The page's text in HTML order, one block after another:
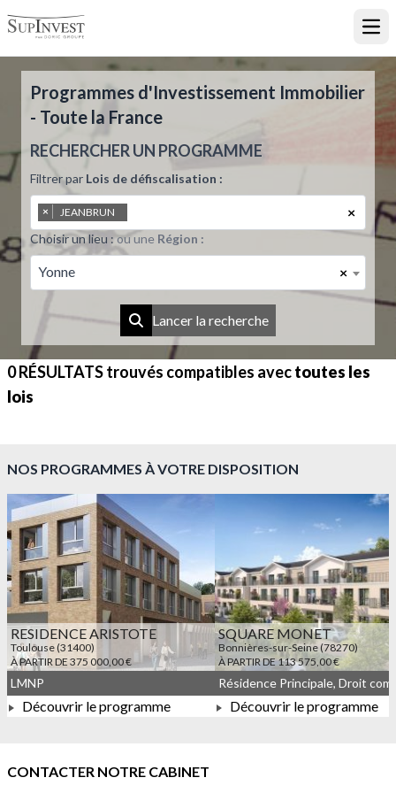
Programmes d'Investissement Immobilier
- Toute la France
RECHERCHER UN PROGRAMME
Filtrer par Lois de défiscalisation :
×
× JEANBRUN
Choisir un lieu :ou une Région :
×
Yonne
Lancer la recherche
0 RÉSULTATStrouvés compatibles avectoutes les
lois
NOS PROGRAMMES À VOTRE DISPOSITION
RESIDENCE ARISTOTE
Toulouse (31400)
À PARTIR DE 375 000,00 €
À PARTIR DE 375 000,00 €
LMNP
Découvrir le programme
SQUARE MONET
Bonnières-sur-Seine (78270)
À PARTIR DE 113 575,00 €
Découvrir le programme
CONTACTER NOTRE CABINET